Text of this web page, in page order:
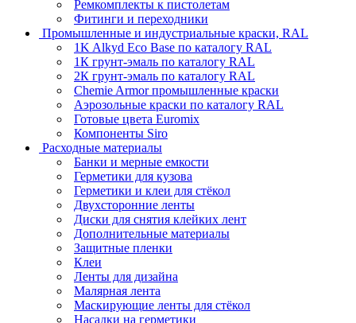
Ремкомплекты к пистолетам
Фитинги и переходники
Промышленные и индустриальные краски, RAL
1K Alkyd Eco Base по каталогу RAL
1К грунт-эмаль по каталогу RAL
2К грунт-эмаль по каталогу RAL
Chemie Armor промышленные краски
Аэрозольные краски по каталогу RAL
Готовые цвета Euromix
Компоненты Siro
Расходные материалы
Банки и мерные емкости
Герметики для кузова
Герметики и клеи для стёкол
Двухсторонние ленты
Диски для снятия клейких лент
Дополнительные материалы
Защитные пленки
Клеи
Ленты для дизайна
Малярная лента
Маскирующие ленты для стёкол
Насадки на герметики